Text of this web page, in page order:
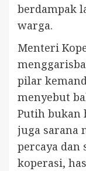
berdampak
warga.
Menteri
pilar
menyebut
Putih bukan
juga sarana
percaya dan
koperasi,